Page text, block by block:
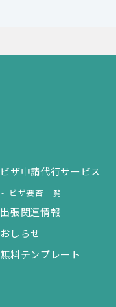
ビザ申請代行サービス
ビザ要否一覧
出張関連情報
おしらせ
無料テンプレート